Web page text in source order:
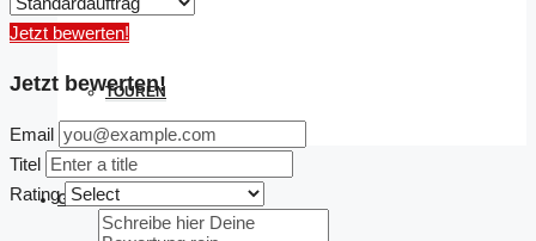
TOUREN
GADGET DES MONATS
Jetzt bewerten!
Jetzt bewerten!
Email
Titel
Rating